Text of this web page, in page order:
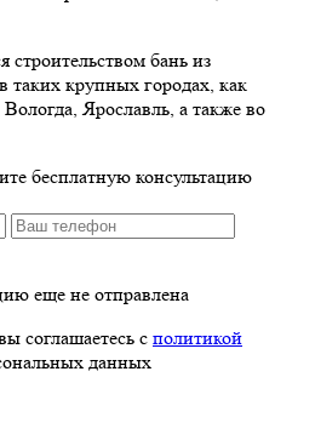
бань из
таких крупных городах, как
Ярославль, а также во
бесплатную консультацию
еще не отправлена
соглашаетесь с политикой
данных